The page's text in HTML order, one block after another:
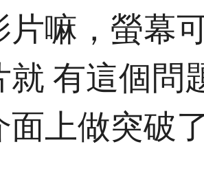
片嘛，螢幕
就 有這個問
面上做突破